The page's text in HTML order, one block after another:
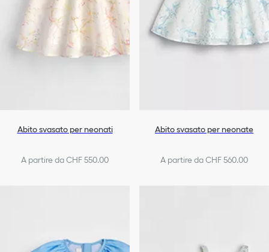
Abito svasato per neonati
A partire da CHF 550.00
Abito svasato per neonate
A partire da CHF 560.00